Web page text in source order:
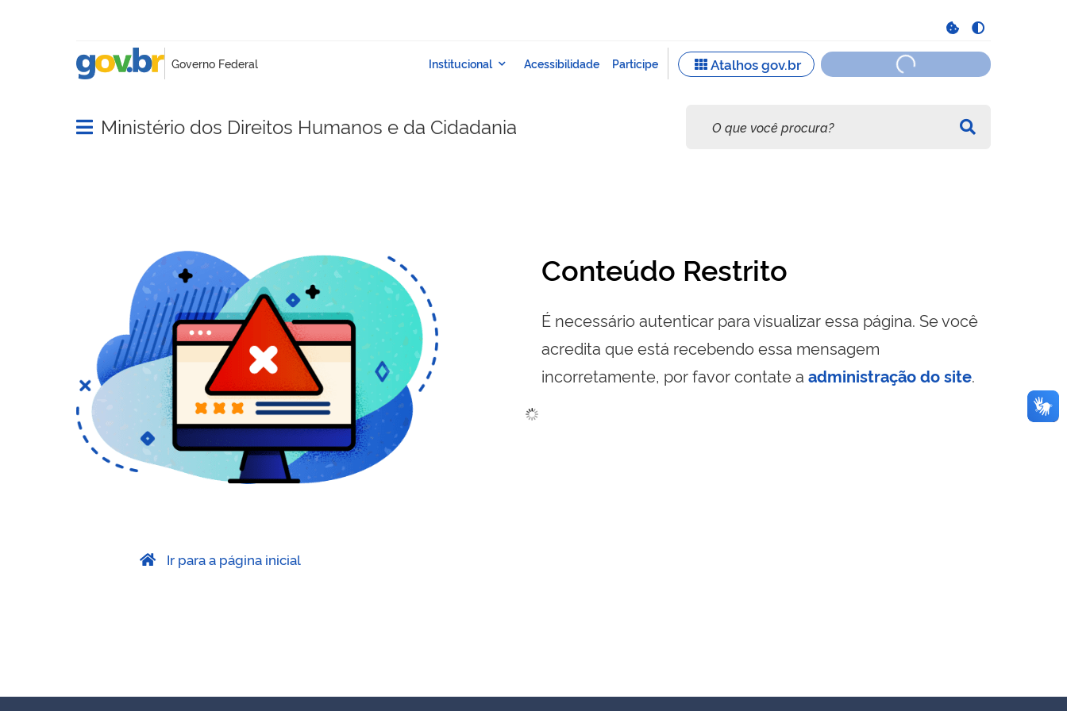
Abrir menu principal de navegação
Ministério dos Direitos Humanos e da Cidadania
Conteúdo Restrito
É necessário autenticar para visualizar essa página. Se você
acredita que está recebendo essa mensagem
incorretamente, por favor contate a administração do site.
Ir para a página inicial